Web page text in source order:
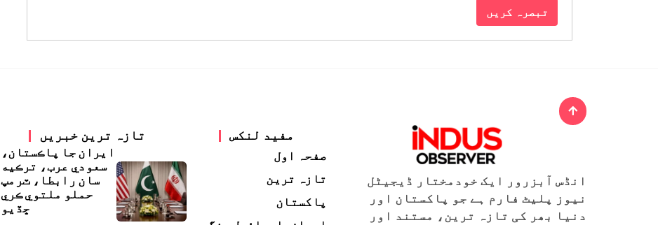
انڈس آبزرور ایک خودمختار ڈیجیٹل
نیوز پلیٹ فارم ہے جو پاکستان اور
دنیا بھر کی تازہ ترین، مستند اور
مفید لنکس
صفحہ اول
تازہ ترین
پاکستان
تازہ ترین خبریں
ايران جا پاڪستان،
سعودي عرب، ترڪيه
سان رابطا، ٽرمپ
حملو ملتوي ڪري
ڇڏيو